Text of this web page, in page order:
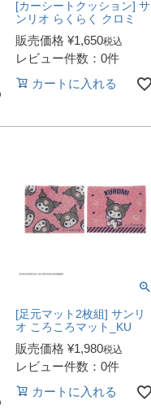
[カーシートクッション] サ
ンリオ らくらく クロミ
販売価格 ¥1,650税込
レビュー件数：0件
カートに入れる
[足元マット2枚組] サンリ
オ ころころマット_KU
販売価格 ¥1,980税込
レビュー件数：0件
カートに入れる